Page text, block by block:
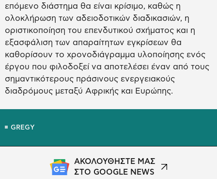
επόμενο διάστημα θα είναι κρίσιμο, καθώς η
ολοκλήρωση των αδειοδοτικών διαδικασιών, η
οριστικοποίηση του επενδυτικού σχήματος και η
εξασφάλιση των απαραίτητων εγκρίσεων θα
καθορίσουν το χρονοδιάγραμμα υλοποίησης ενός
έργου που φιλοδοξεί να αποτελέσει έναν από τους
σημαντικότερους πράσινους ενεργειακούς
διαδρόμους μεταξύ Αφρικής και Ευρώπης.
GREGY
ΑΚΟΛΟΥΘΗΣΤΕ ΜΑΣ
ΣΤΟ GOOGLE NEWS